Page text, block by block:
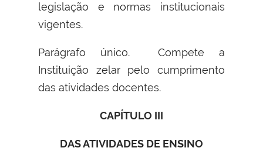
legislação e normas institucionais
vigentes.
Parágrafo único. Compete a
Instituição zelar pelo cumprimento
das atividades docentes.
CAPÍTULO III
DAS ATIVIDADES DE ENSINO